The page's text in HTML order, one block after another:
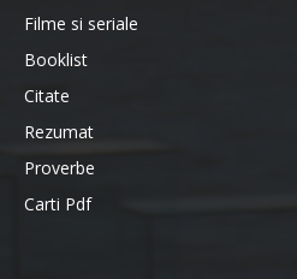
Filme si seriale
Booklist
Citate
Rezumat
Proverbe
Carti Pdf